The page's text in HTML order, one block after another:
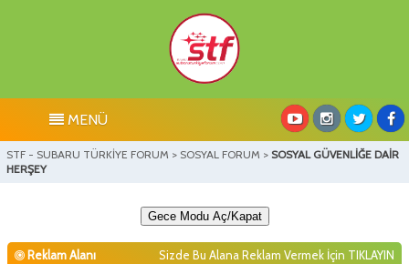
MENÜ
STF - SUBARU TÜRKİYE FORUM > SOSYAL FORUM > SOSYAL GÜVENLİĞE DAİR
HERŞEY
Gece Modu Aç/Kapat
Reklam Alanı Sizde Bu Alana Reklam Vermek İçin TIKLAYIN